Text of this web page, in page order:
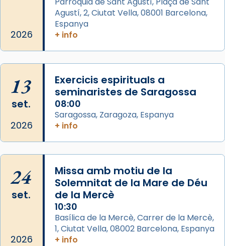
Arquebisbat de Barcelona
de Barcelona.
2 weeks ago
comitè organitzador de la visita apostòlica
del Sant Pare Lleó XIV a Barcelona, i als
col·laboradors, a la Catedral de Barcelona.
L’arquebisbe de Barcelona, el cardenal Joan
📸 Dr. G. Simón
Photo
View on Facebook ·
Arquebisbat de Barcelona
2026
Agustí, 2, Ciutat Vella, 08001 Barcelona,
Espanya
+ info
13
set.
2026
Exercicis espirituals a
seminaristes de Saragossa
08:00
Saragossa, Zaragoza, Espanya
+ info
24
set.
2026
Missa amb motiu de la
Solemnitat de la Mare de Déu
de la Mercè
10:30
Basílica de la Mercè, Carrer de la Mercè,
1, Ciutat Vella, 08002 Barcelona, Espanya
+ info